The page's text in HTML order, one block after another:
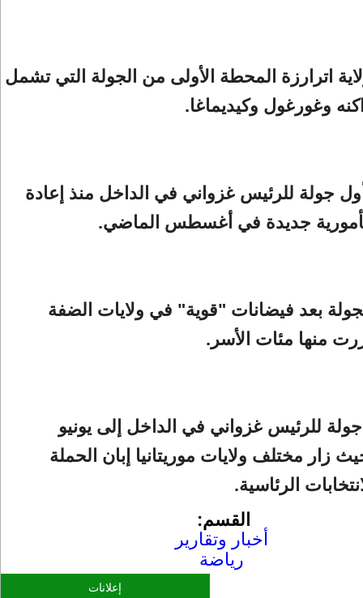
اترارزة المحطة الأولى من الجولة التي تشمل
وغورغول وكيديماغا.
جولة للرئيس غزواني في الداخل منذ إعادة
جديدة في أغسطس الماضي.
بعد فيضانات "قوية" في ولايات الضفة
منها مئات الأسر.
للرئيس غزواني في الداخل إلى يونيو
زار مختلف ولايات موريتانيا إبان الحملة
الرئاسية.
القسم:
أخبار وتقارير
رياضة
إعلانات